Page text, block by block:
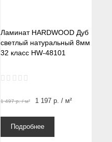
Ламинат HARDWOOD Дуб
светлый натуральный 8мм
32 класс HW-48101
1 497р./ м² 1 197 р. / м²
Подробнее